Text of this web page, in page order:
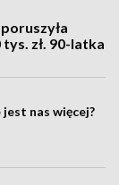
zł. 90-latka
jest nas więcej?